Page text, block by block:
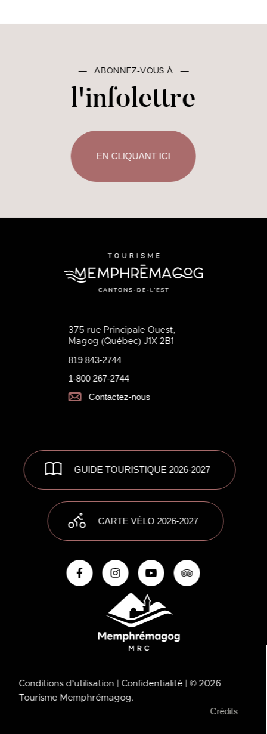
― ABONNEZ-VOUS À ―
l'infolettre
EN CLIQUANT ICI
375 rue Principale Ouest,
Magog (Québec) J1X 2B1
819 843-2744
1-800 267-2744
Contactez-nous
GUIDE TOURISTIQUE 2026-2027
CARTE VÉLO 2026-2027
Conditions d’utilisation | Confidentialité | © 2026
Tourisme Memphrémagog.
Crédits